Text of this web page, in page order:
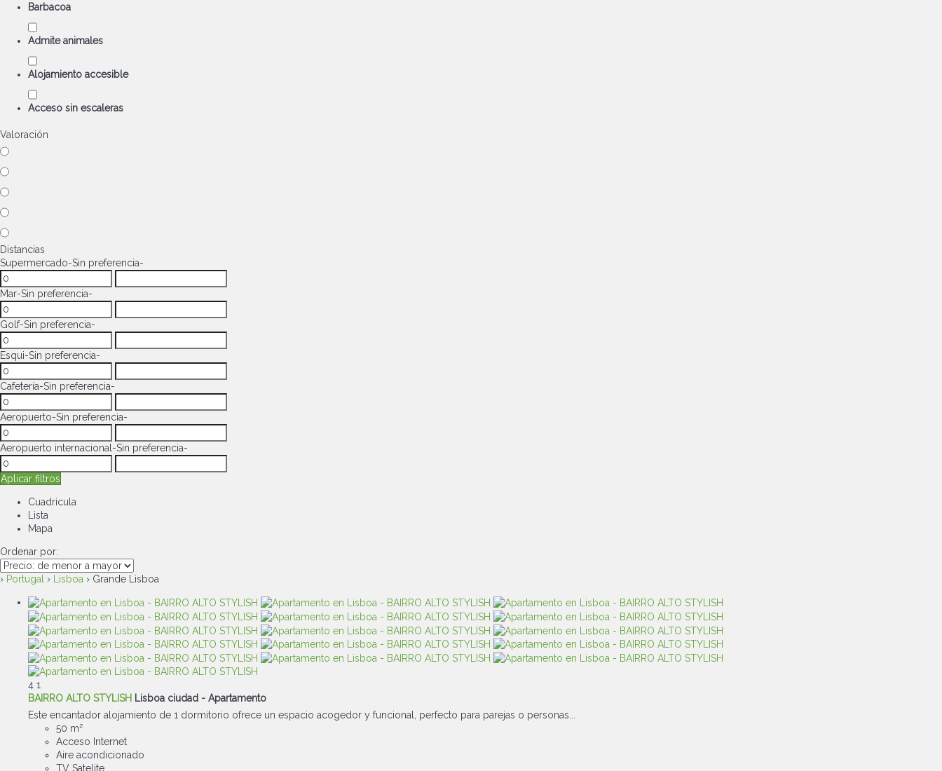
Barbacoa
Admite animales
Alojamiento accesible
Acceso sin escaleras
Valoración
Distancias
Supermercado-Sin preferencia-
Mar-Sin preferencia-
Golf-Sin preferencia-
Esqui-Sin preferencia-
Cafetería-Sin preferencia-
Aeropuerto-Sin preferencia-
Aeropuerto internacional -Sin preferencia-
Aplicar filtros
Cuadrícula
Lista
Mapa
Ordenar por:
› Portugal › Lisboa › Grande Lisboa
4 1
BAIRRO ALTO STYLISH Lisboa ciudad - Apartamento
Este encantador alojamiento de 1 dormitorio ofrece un espacio acogedor y funcional, perfecto para parejas o personas...
50 m²
Acceso Internet
Aire acondicionado
TV Satelite